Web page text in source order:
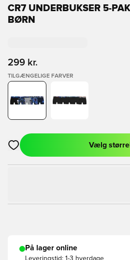
CR7 UNDERBUKSER 5-
BØRN
299 kr.
TILGÆNGELIGE FARVER
Åbner en Modal til at logge ind
Vælg
På lager online
Leveringstid: 1-3 hverdage